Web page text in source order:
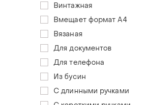
Винтажная
Вмещает формат А4
Вязаная
Для документов
Для телефона
Из бусин
С длинными ручками